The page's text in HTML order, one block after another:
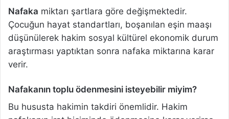
Nafaka miktarı şartlara göre değişmektedir.
Çocuğun hayat standartları, boşanılan eşin maaşı
düşünülerek hakim sosyal kültürel ekonomik durum
araştırması yaptıktan sonra nafaka miktarına karar
verir.
Nafakanın toplu ödenmesini isteyebilir miyim?
Bu hususta hakimin takdiri önemlidir. Hakim